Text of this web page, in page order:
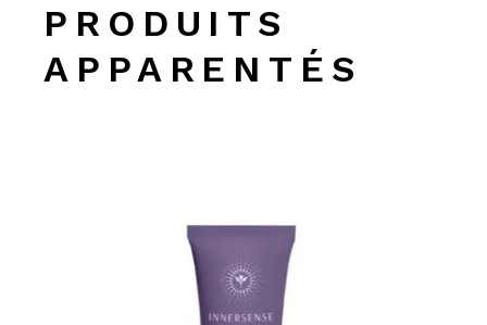
PRODUITS
APPARENTÉS